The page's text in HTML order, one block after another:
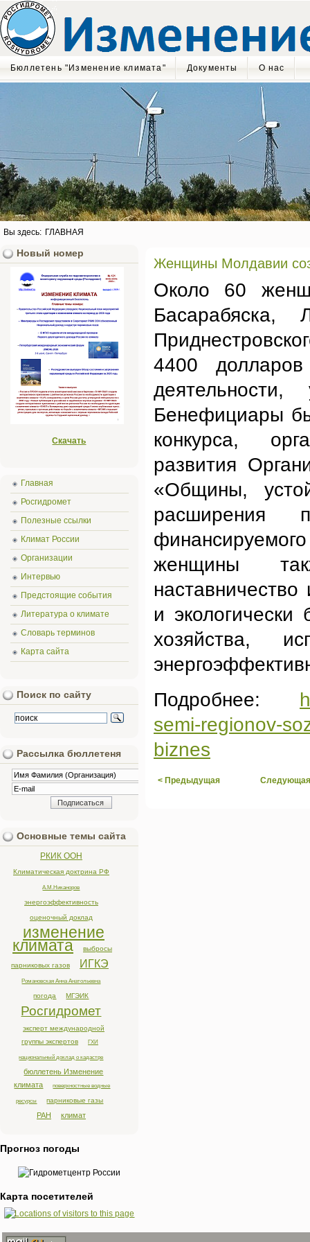
Бюллетень "Изменение климата" Документы О нас
Вы здесь: ГЛАВНАЯ
Женщины Молдавии
Около 60
4400
Бенефициары
конкурса,
развития
«Общины,
расширения
женщины
и экологически
хозяйства,
Подробнее:
semi-regionov-
biznes
< Предыдущая
Новый номер
Скачать
Главная
Росгидромет
Полезные ссылки
Климат России
Организации
Интервью
Предстоящие события
Литература о климате
Словарь терминов
Карта сайта
Поиск по сайту
Рассылка бюллетеня
Основные темы сайта
РКИК ООН
Климатическая доктрина РФ
А.М.Никаноров
энергоэффективность
оценочный доклад
изменение
климата выбросы
парниковых газов ИГКЭ
Романовская Анна Анатольевна
погода МГЭИК
Росгидромет
эксперт международной
группы экспертов
ГХИ
национальный доклад о кадастре
бюллетень Изменение
климата
поверхностные водные
ресурсы парниковые газы
РАН климат
Прогноз погоды
Карта посетителей